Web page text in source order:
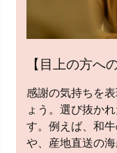
【目上の方へ
感謝の気持ちを
ょう。選び抜か
す。例えば、和
や、産地直送の